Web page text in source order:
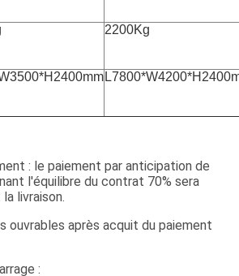
2200Kg
: le paiement par anticipation de
l'équilibre du contrat 70% sera
livraison.
ouvrables après acquit du paiement
: